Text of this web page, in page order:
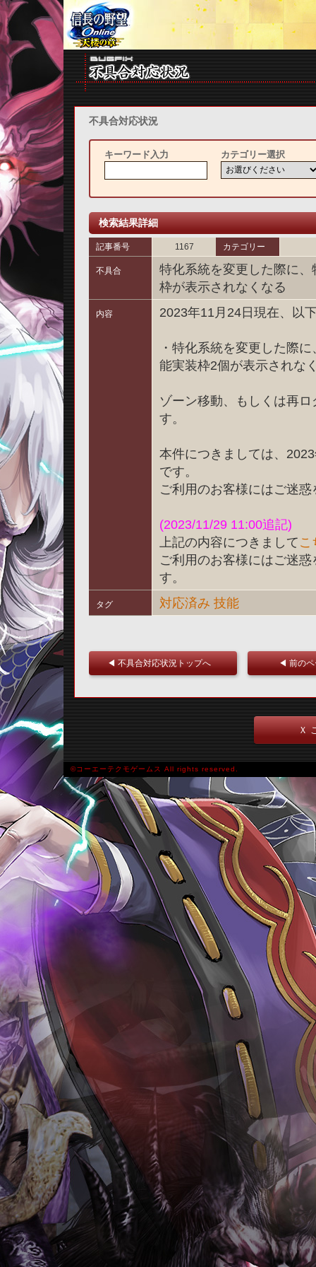
不具合対応状況
キーワード入力 カテゴリー選択
検索結果詳細
記事番号 1167 カテゴリー
不具合
特化系統を変更した際に
枠が表示されなくなる
内容 2023年11月24日現在、以
・特化系統を変更した際
能実装枠2個が表示されな
ゾーン移動、もしくは再
す。
本件につきましては、
です。
ご利用のお客様にはご迷
(2023/11/29 11:00追記)
上記の内容につきましてこ
ご利用のお客様にはご迷
す。
タグ 対応済み 技能
◀ 不具合対応状況トップへ ◀ 前の
Ｘ